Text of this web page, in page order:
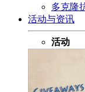
多克隆
活动与资讯
活动